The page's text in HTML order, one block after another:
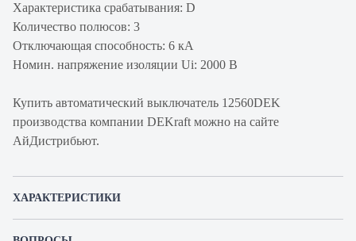
Характеристика срабатывания: D
Количество полюсов: 3
Отключающая способность: 6 кА
Номин. напряжение изоляции Ui: 2000 В
Купить автоматический выключатель 12560DEK
производства компании DEKraft можно на сайте
АйДистрибьют.
ХАРАКТЕРИСТИКИ